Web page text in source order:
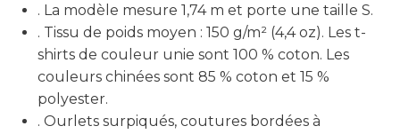
. La modèle mesure 1,74 m et porte une taille S.
. Tissu de poids moyen : 150 g/m² (4,4 oz). Les t-
shirts de couleur unie sont 100 % coton. Les
couleurs chinées sont 85 % coton et 15 %
polyester.
. Ourlets surpiqués, coutures bordées à